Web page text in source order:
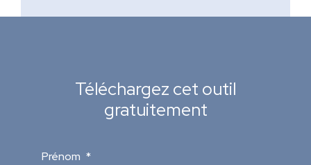
Téléchargez cet outil
gratuitement
Prénom *